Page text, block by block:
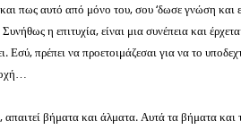
πως αυτό από μόνο του, σου ‘δωσε γνώση και
η επιτυχία, είναι μια συνέπεια και
Εσύ, πρέπει να προετοιμάζεσαι για να το
απαιτεί βήματα και άλματα. Αυτά τα βήματα και